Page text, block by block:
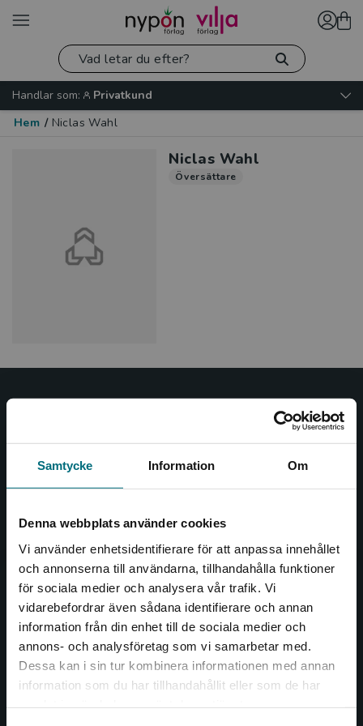
Samtycke Information Om
Denna webbplats använder cookies
Vi använder enhetsidentifierare för att anpassa innehållet
och annonserna till användarna, tillhandahålla funktioner
för sociala medier och analysera vår trafik. Vi
vidarebefordrar även sådana identifierare och annan
information från din enhet till de sociala medier och
annons- och analysföretag som vi samarbetar med.
Dessa kan i sin tur kombinera informationen med annan
information som du har tillhandahållit eller som de har
Begränsad fraktregion
Det verkar som att du besöker
Handlar som:
Privatkund
Hem / Niclas Wahl
Niclas Wahl
Översättare
Nypon och Vilja förlag ger ut böcker som väcker läslust
och öppnar dörren till nya världar och möjligheter för
såväl barn som vuxna.
Kontakta oss
Kontakta oss
046-31 20 00
Box 141
221 00 Lund
Besöksadress: